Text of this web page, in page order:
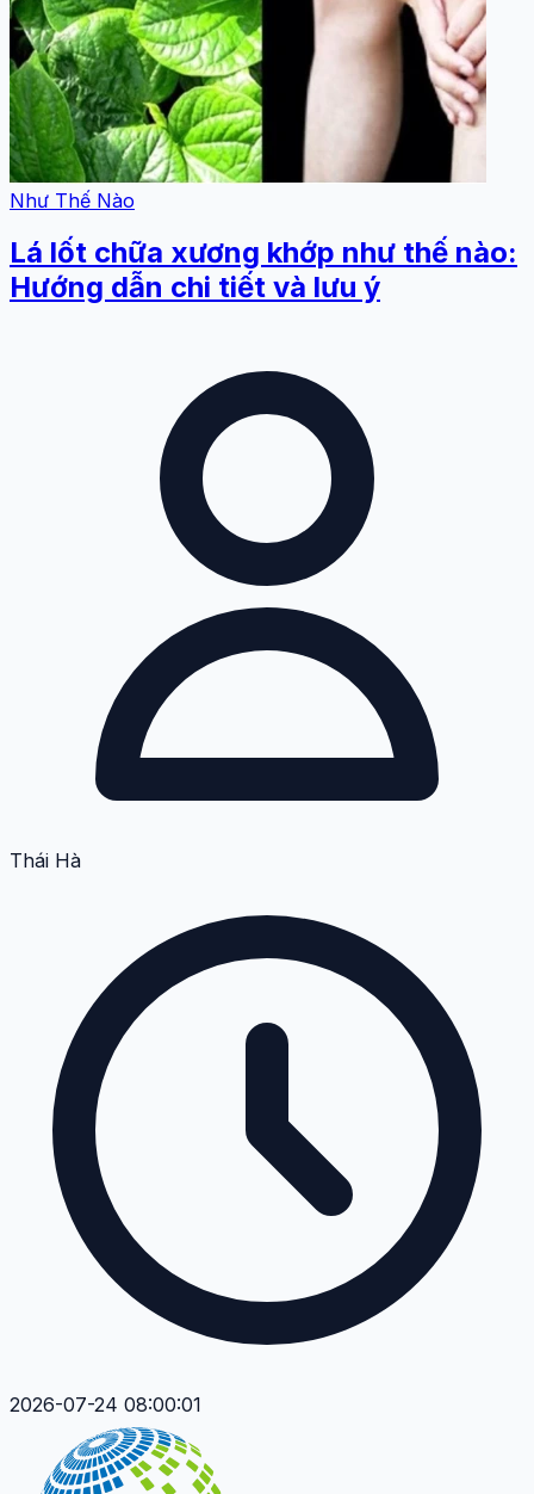
Như Thế Nào
Lá lốt chữa xương khớp như thế nào:
Hướng dẫn chi tiết và lưu ý
Thái Hà
2026-07-24 08:00:01